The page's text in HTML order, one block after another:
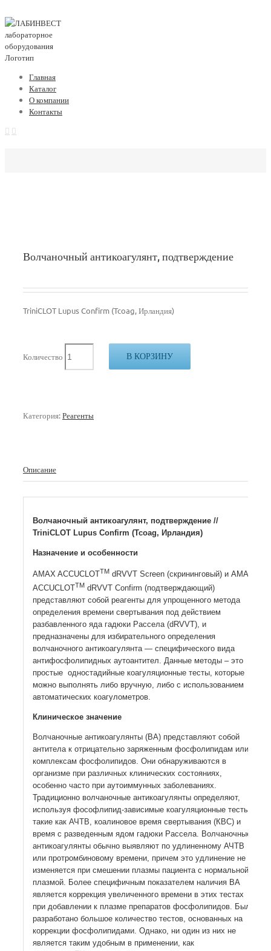
Главная
Каталог
О компании
Контакты
Волчаночный антикоагулянт, подтверждение
TriniCLOT Lupus Confirm (Tcoag, Ирландия)
Количество В КОРЗИНУ
Категория:Реагенты
Описание
Волчаночный антикоагулянт, подтверждение //
TriniCLOT Lupus Confirm (Tcoag, Ирландия)
Назначение и особенности
AMAX ACCUCLOТТМdRVVT Screen (скрининговый) и AMAX
ACCUCLOТТМdRVVT Сonfirm (подтверждающий)
представляют собой реагенты для упрощенного метода
определения времени свертывания под действием
разбавленного яда гадюки Рассела (dRVVT), и
предназначены для избирательного определения
волчаночного антикоагулянта — специфического вида
антифосфолипидных аутоантител. Данные методы – это
простые одностадийные коагуляционные тесты, которые
можно выполнять либо вручную, либо с использованием
автоматических коагулометров.
Клиническое значение
Волчаночные антикоагулянты (ВA) представляют собой
антитела к отрицательно заряженным фосфолипидам или
комплексам фосфолипидов. Они обнаруживаются в
организме при различных клинических состояниях,
особенно часто при аутоиммунных заболеваниях.
Традиционно волчаночные антикоагулянты определяют,
используя фософлипид-зависимые коагуляционные тесты,
такие как АЧТВ, коалиновое время свертывания (КВС) и
время с разведенным ядом гадюки Рассела. Волчаночные
антикоагулянты обычно выявляют по удлиненному АЧТВ
или протромбиновому времени, причем это удлинение не
изменяется при смешении плазмы пациента с нормальной
плазмой. Более специфичным показателем наличия ВА
является коррекция увеличенного времени в этих тестах
при добавлении к плазме препаратов фосфолипидов. Было
разработано большое количество тестов, основанных на
коррекции фосфолипидами. Однако, ни один из них не
является таким удобным в применении, как